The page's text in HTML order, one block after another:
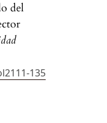
del
135